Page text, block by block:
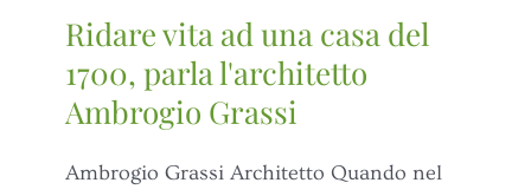
Ridare vita ad una casa del
1700, parla l'architetto
Ambrogio Grassi
Ambrogio Grassi Architetto Quando nel